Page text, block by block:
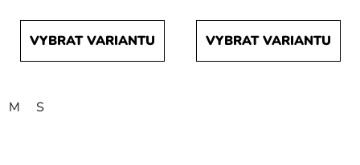
VYBRAT VARIANTU
M S
VYBRAT VARIANTU